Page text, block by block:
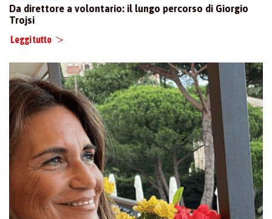
Da direttore a volontario: il lungo percorso di Giorgio
Trojsi
Leggi tutto